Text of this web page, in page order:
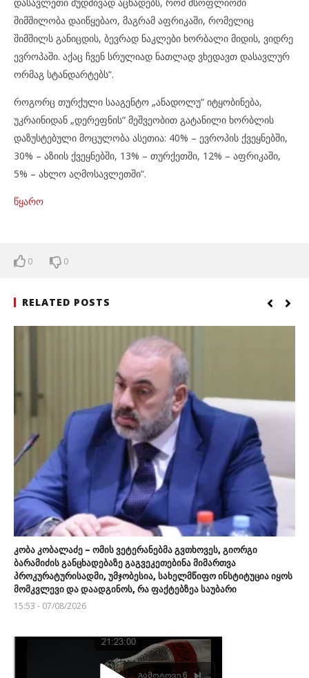
შიმშილობა დაიწყებაო, მაგრამ აფრიკაში, რომელიც
შიმშილს განიცდის, ბევრად ნაკლები ხორბალი მიდის, ვიდრე
ევროპაში. აქაც ჩვენ სრულიად ნათლად ვხედავთ დასავლურ
ორმაგ სტანდარტებს“.
როგორც თურქული სააგენტო „ანადოლუ“ იტყობინება,
უკრაინიდან „დერეფნის“ მეშვეობით გატანილი ხორბლის
დაზუსტებული მოცულობა ასეთია: 40% – ევროპის ქვეყნებში,
30% – აზიის ქვეყნებში, 13% – თურქეთში, 12% – აფრიკაში,
5% – ახლო აღმოსავლეთში“.
წყარო
0 0
RELATED POSTS
კობა კობალაძე – ომის ვეტერანებმა გვთხოვეს, გიორგი
ბარამიძის განცხადებაზე გაგვეკეთებინა მიმართვა
პროკურატურისადმი, უმჯობესია, სახელმწიფო ინსტიტუცია იყოს
მომკვლევი და დაადგინოს, რა ფაქტებზეა საუბარი
15:53 - 07/08/2026